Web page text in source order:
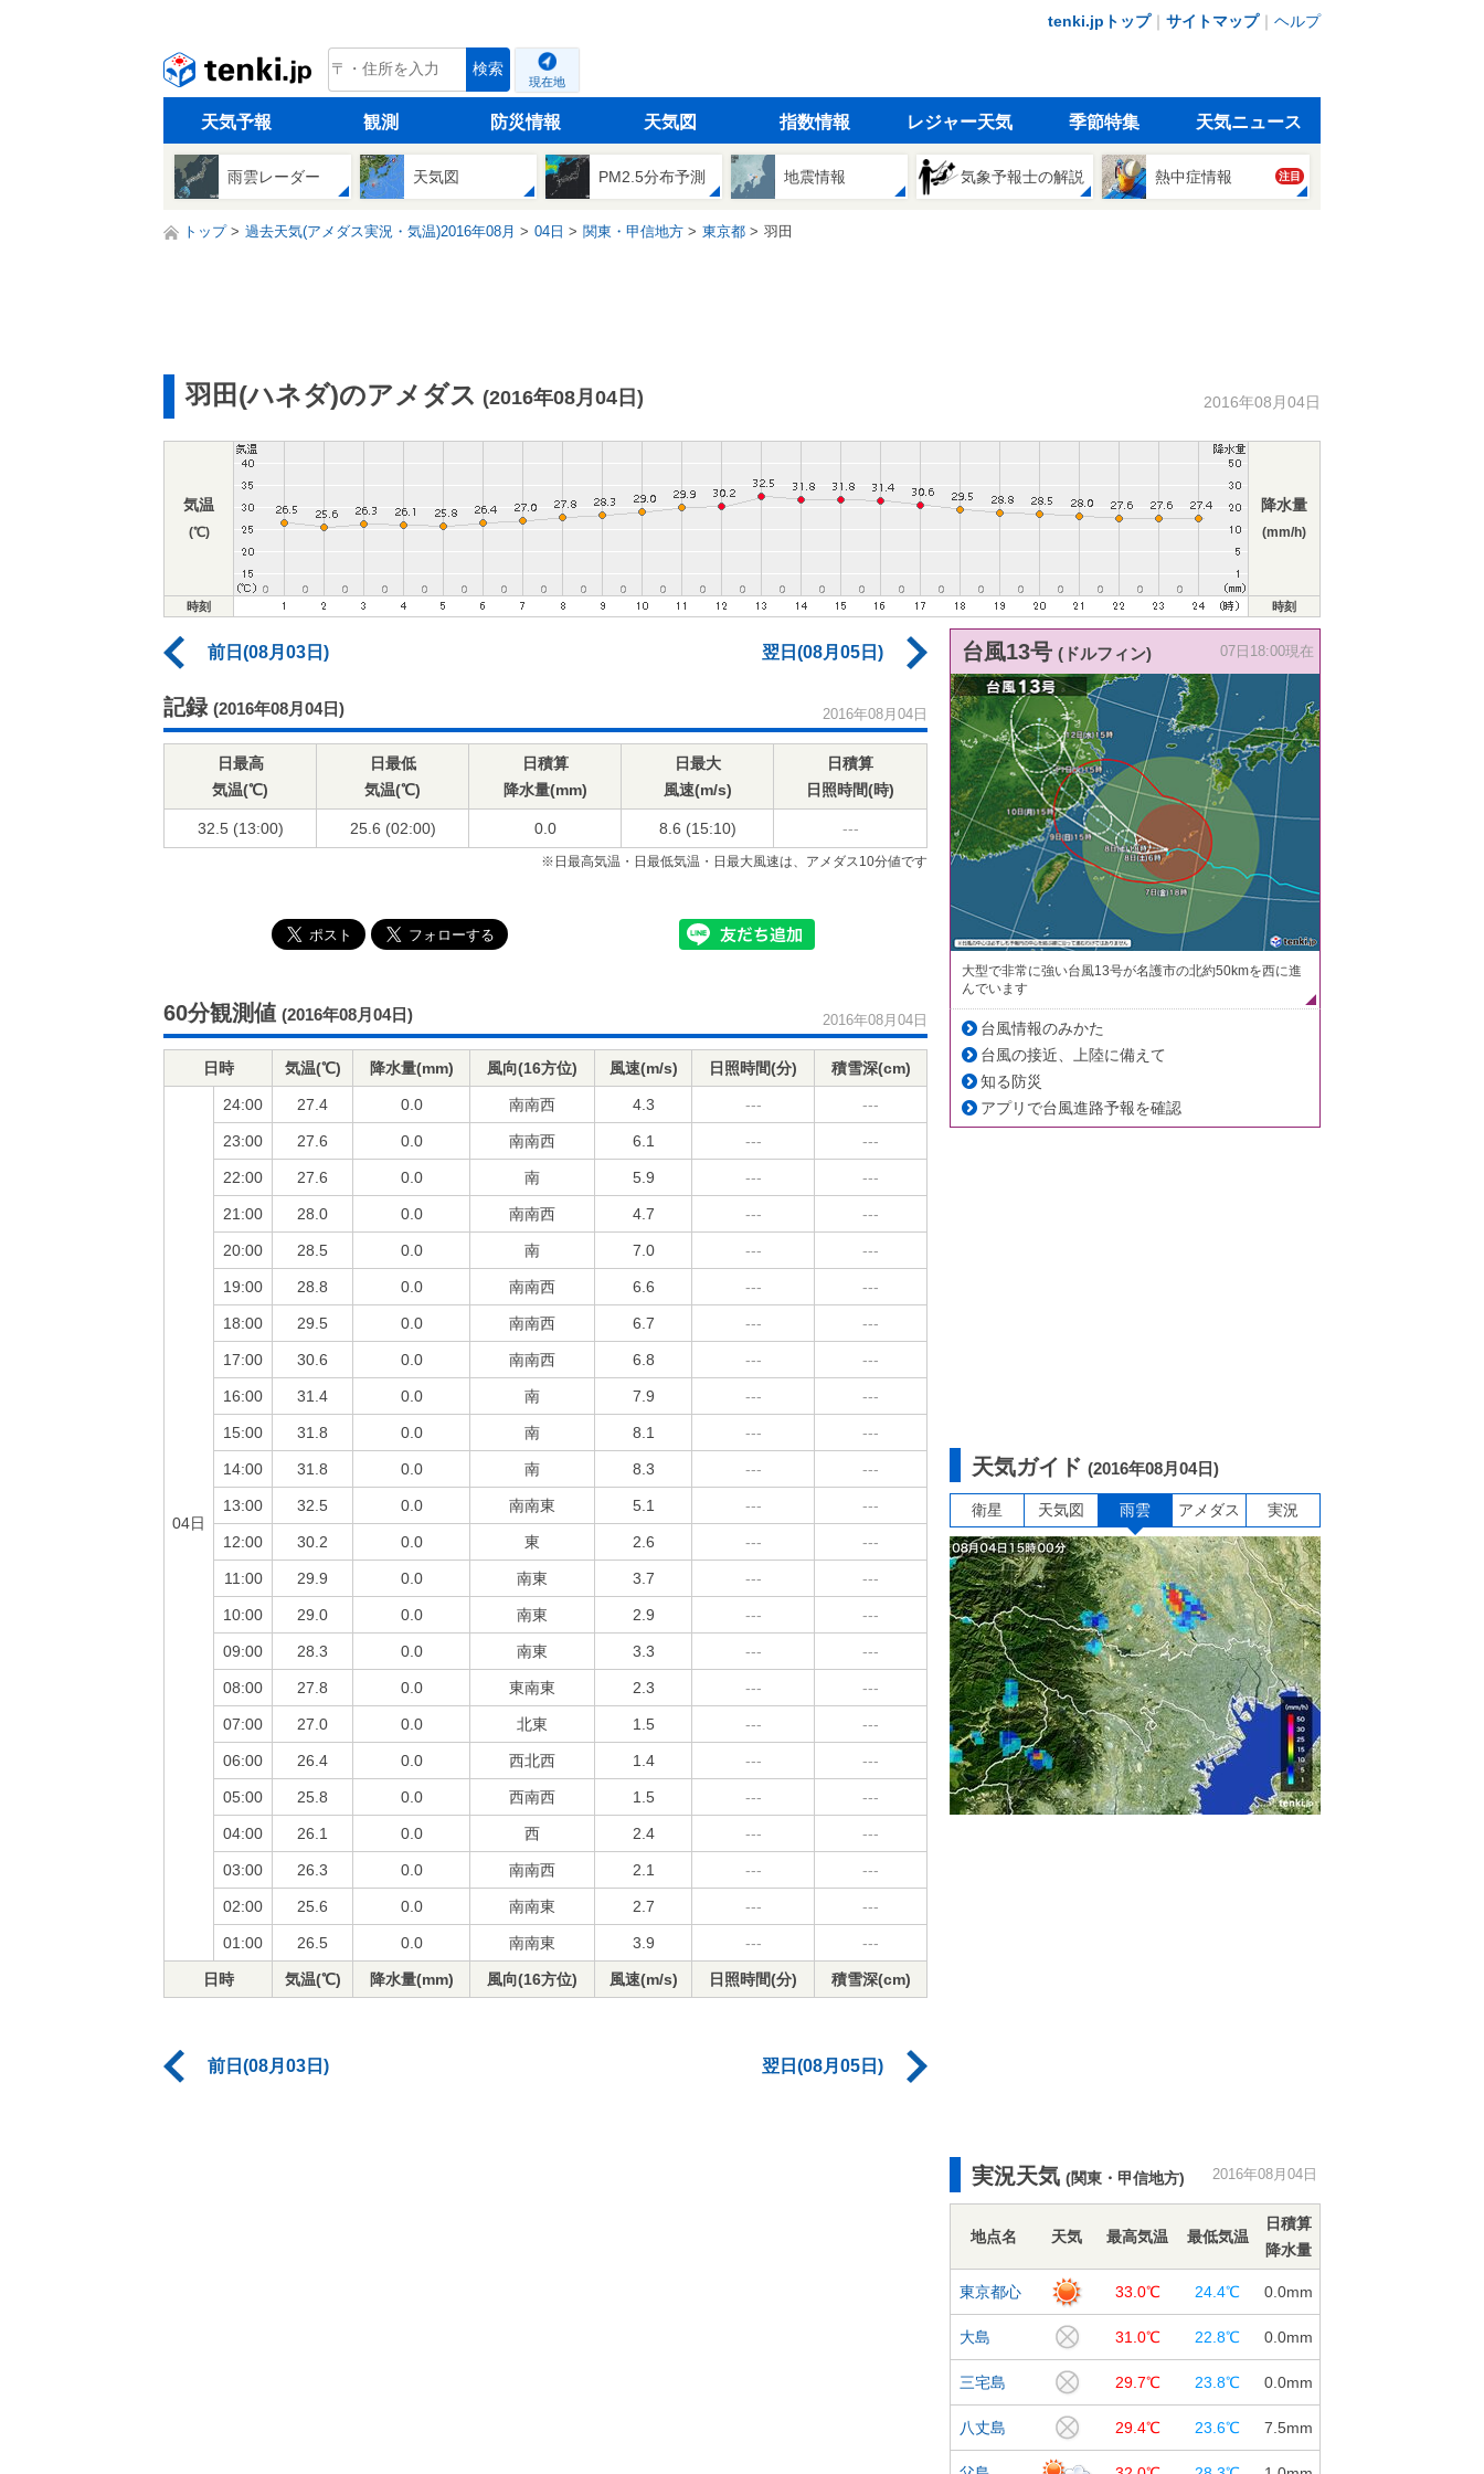
tenki.jpトップ｜ サイトマップ｜ ヘルプ
tenki.jp 検索
現在地
天気予報 観測 防災情報 天気図 指数情報 レジャー天気 季節特集 天気ニュース
雨雲レーダー 天気図 PM2.5分布予測 地震情報 気象予報士の解説 熱中症情報 注目
トップ 過去天気(アメダス実況・気温)2016年08月 04日 関東・甲信地方 東京都 羽田
羽田(ハネダ)のアメダス (2016年08月04日) 2016年08月04日
気温
(℃)
降水量
(mm/h)
時刻 時刻
前日(08月03日) 翌日(08月05日)
記録 (2016年08月04日) 2016年08月04日
日最高
気温(℃)
日最低
気温(℃)
日積算
降水量(mm)
日最大
風速(m/s)
日積算
日照時間(時)
32.5 (13:00) 25.6 (02:00) 0.0 8.6 (15:10) ---
※日最高気温・日最低気温・日最大風速は、アメダス10分値です
60分観測値 (2016年08月04日) 2016年08月04日
日時 気温(℃) 降水量(mm) 風向(16方位) 風速(m/s) 日照時間(分) 積雪深(cm)
04日
24:00 27.4 0.0 南南西 4.3 --- ---
23:00 27.6 0.0 南南西 6.1 --- ---
22:00 27.6 0.0 南 5.9 --- ---
21:00 28.0 0.0 南南西 4.7 --- ---
20:00 28.5 0.0 南 7.0 --- ---
19:00 28.8 0.0 南南西 6.6 --- ---
18:00 29.5 0.0 南南西 6.7 --- ---
17:00 30.6 0.0 南南西 6.8 --- ---
16:00 31.4 0.0 南 7.9 --- ---
15:00 31.8 0.0 南 8.1 --- ---
14:00 31.8 0.0 南 8.3 --- ---
13:00 32.5 0.0 南南東 5.1 --- ---
12:00 30.2 0.0 東 2.6 --- ---
11:00 29.9 0.0 南東 3.7 --- ---
10:00 29.0 0.0 南東 2.9 --- ---
09:00 28.3 0.0 南東 3.3 --- ---
08:00 27.8 0.0 東南東 2.3 --- ---
07:00 27.0 0.0 北東 1.5 --- ---
06:00 26.4 0.0 西北西 1.4 --- ---
05:00 25.8 0.0 西南西 1.5 --- ---
04:00 26.1 0.0 西 2.4 --- ---
03:00 26.3 0.0 南南西 2.1 --- ---
02:00 25.6 0.0 南南東 2.7 --- ---
01:00 26.5 0.0 南南東 3.9 --- ---
日時 気温(℃) 降水量(mm) 風向(16方位) 風速(m/s) 日照時間(分) 積雪深(cm)
前日(08月03日) 翌日(08月05日)
台風13号 (ドルフィン) 07日18:00現在
大型で非常に強い台風13号が名護市の北約50kmを西に進
んでいます
台風情報のみかた
台風の接近、上陸に備えて
知る防災
アプリで台風進路予報を確認
天気ガイド (2016年08月04日)
衛星 天気図 雨雲 アメダス 実況
実況天気 (関東・甲信地方) 2016年08月04日
地点名 天気 最高気温 最低気温
日積算
降水量
東京都心 33.0℃ 24.4℃ 0.0mm
大島 31.0℃ 22.8℃ 0.0mm
三宅島 29.7℃ 23.8℃ 0.0mm
八丈島 29.4℃ 23.6℃ 7.5mm